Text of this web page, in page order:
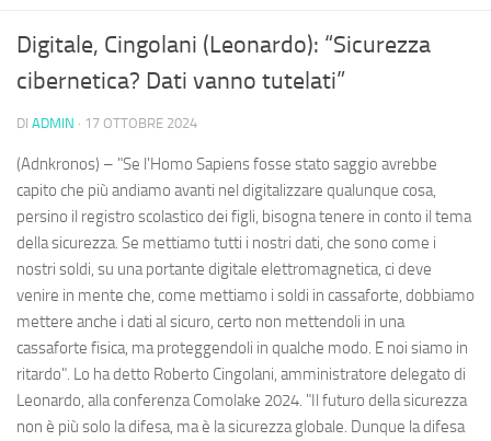
Digitale, Cingolani (Leonardo): “Sicurezza
cibernetica? Dati vanno tutelati”
DI ADMIN · 17 OTTOBRE 2024
(Adnkronos) – "Se l'Homo Sapiens fosse stato saggio avrebbe
capito che più andiamo avanti nel digitalizzare qualunque cosa,
persino il registro scolastico dei figli, bisogna tenere in conto il tema
della sicurezza. Se mettiamo tutti i nostri dati, che sono come i
nostri soldi, su una portante digitale elettromagnetica, ci deve
venire in mente che, come mettiamo i soldi in cassaforte, dobbiamo
mettere anche i dati al sicuro, certo non mettendoli in una
cassaforte fisica, ma proteggendoli in qualche modo. E noi siamo in
ritardo". Lo ha detto Roberto Cingolani, amministratore delegato di
Leonardo, alla conferenza Comolake 2024. "Il futuro della sicurezza
non è più solo la difesa, ma è la sicurezza globale. Dunque la difesa